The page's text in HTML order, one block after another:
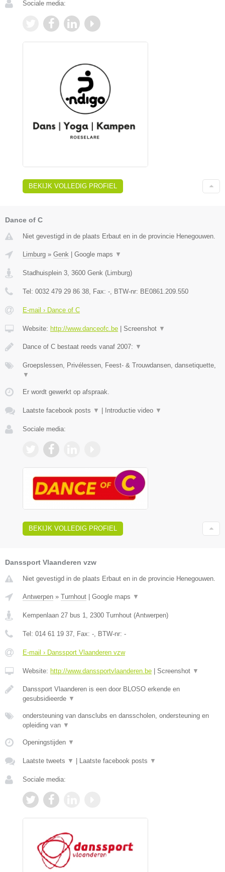
Sociale media:
BEKIJK VOLLEDIG PROFIEL
Dance of C
Niet gevestigd in de plaats Erbaut en in de provincie Henegouwen.
Limburg » Genk | Google maps ▼
Stadhuisplein 3 3600 Genk (Limburg)
Tel: 0032 479 29 86 38 , Fax: - , BTW-nr: BE0861.209.550
E-mail › Dance of C
Website: http://www.danceofc.be | Screenshot ▼
Dance of C bestaat reeds vanaf 2007: ▼
Groepslessen, Privélessen, Feest- & Trouwdansen, dansetiquette,
▼
Er wordt gewerkt op afspraak.
Laatste facebook posts ▼ | Introductie video ▼
Sociale media:
BEKIJK VOLLEDIG PROFIEL
Danssport Vlaanderen vzw
Niet gevestigd in de plaats Erbaut en in de provincie Henegouwen.
Antwerpen » Turnhout Google maps ▼
Kempenlaan 27 bus 1 2300 Turnhout (Antwerpen)
Tel: 014 61 19 37 , Fax: - , BTW-nr: -
E-mail › Danssport Vlaanderen vzw
Website: http://www.danssportvlaanderen.be Screenshot ▼
Danssport Vlaanderen is een door BLOSO erkende en
gesubsidieerde ▼
ondersteuning van dansclubs en dansscholen, ondersteuning en
opleiding van ▼
Openingstijden ▼
Laatste tweets ▼ Laatste facebook posts ▼
Sociale media: